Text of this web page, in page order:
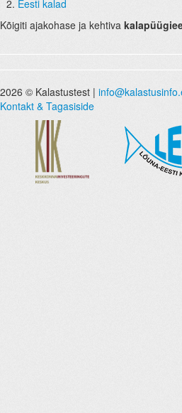
Eesti kalad
Kõigiti ajakohase ja kehtiva
2026 © Kalastustest |
Kontakt & Tagasiside